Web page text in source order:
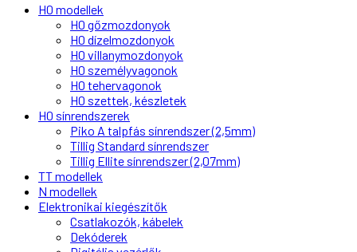
H0 modellek
H0 gőzmozdonyok
H0 dízelmozdonyok
H0 villanymozdonyok
H0 személyvagonok
H0 tehervagonok
H0 szettek, készletek
H0 sínrendszerek
Piko A talpfás sínrendszer (2,5mm)
Tillig Standard sínrendszer
Tillig Ellite sínrendszer (2,07mm)
TT modellek
N modellek
Elektronikai kiegészítők
Csatlakozók, kábelek
Dekóderek